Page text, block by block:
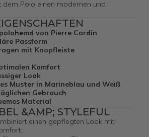
dem Polo einen modernen und
von Pierre Cardin
Passform
mit Knopfleiste
Komfort
Look
Muster in Marineblau und Weiß
Gebrauch
Material
&AMP; STYLEFUL
einen gepflegten Look mit